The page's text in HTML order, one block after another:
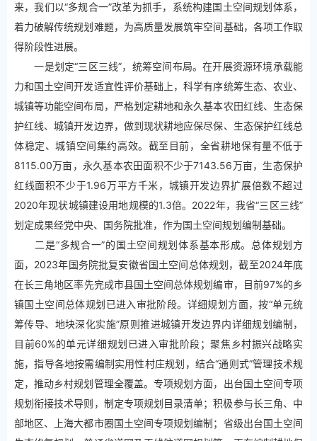
来，我们以“多规合一”改革为抓手，系统构建国土空间规划体系，
着力破解传统规划难题，为高质量发展筑牢空间基础，各项工作取
得阶段性进展。
一是划定“三区三线”，统筹空间布局。在开展资源环境承载能
力和国土空间开发适宜性评价基础上，科学有序统筹生态、农业、
城镇等功能空间布局，严格划定耕地和永久基本农田红线、生态保
护红线、城镇开发边界，做到现状耕地应保尽保、生态保护红线总
体稳定、城镇空间集约高效。截至目前，全省耕地保有量不低于
8115.00万亩，永久基本农田面积不少于7143.56万亩，生态保护
红线面积不少于1.96万平方千米，城镇开发边界扩展倍数不超过
2020年现状城镇建设用地规模的1.3倍。2022年，我省“三区三线”
划定成果经党中央、国务院批准，作为国土空间规划编制基础。
二是“多规合一”的国土空间规划体系基本形成。总体规划方
面，2023年国务院批复安徽省国土空间总体规划，截至2024年底
在长三角地区率先完成市县国土空间总体规划编审，目前97%的乡
镇国土空间总体规划已进入审批阶段。详细规划方面，按“单元统
筹传导、地块深化实施”原则推进城镇开发边界内详细规划编制，
目前60%的单元详细规划已进入审批阶段；聚焦乡村振兴战略实
施，指导各地按需编制实用性村庄规划，结合“通则式”管理技术规
定，推动乡村规划管理全覆盖。专项规划方面，出台国土空间专项
规划衔接技术导则，制定专项规划目录清单；积极参与长三角、中
部地区、上海大都市圈国土空间专项规划编制；省级出台国土空间